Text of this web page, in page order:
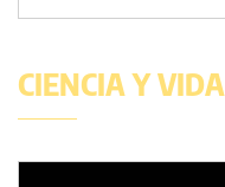
CIENCIA Y VIDA